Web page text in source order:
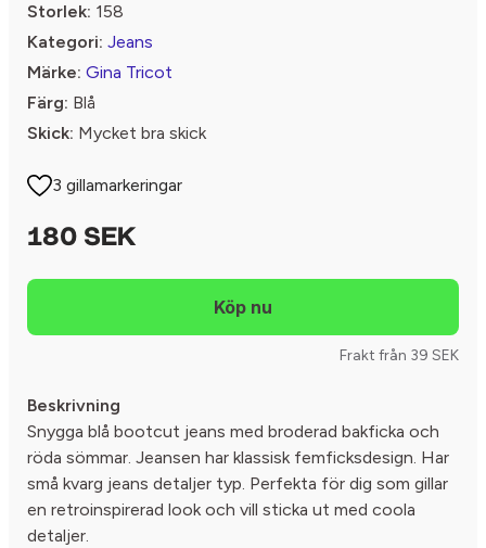
Storlek: 158
Kategori: Jeans
Märke: Gina Tricot
Färg: Blå
Skick: Mycket bra skick
3 gillamarkeringar
180 SEK
Frakt från 39 SEK
Beskrivning
Snygga blå bootcut jeans med broderad bakficka och
röda sömmar. Jeansen har klassisk femficksdesign. Har
små kvarg jeans detaljer typ. Perfekta för dig som gillar
en retroinspirerad look och vill sticka ut med coola
detaljer.